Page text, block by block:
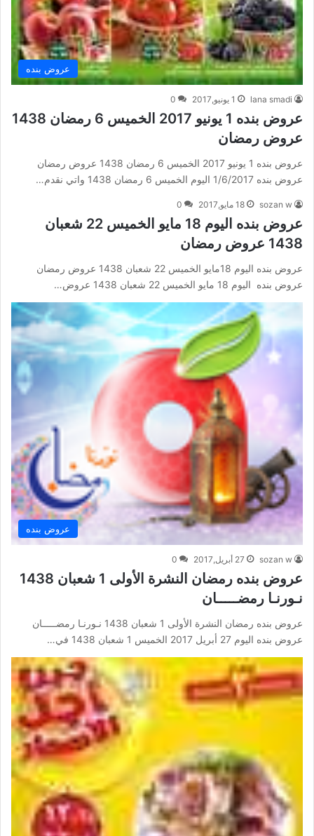
عروض بنده
lana smadi 1 يونيو,2017 0
عروض بنده 1 يونيو 2017 الخميس 6 رمضان 1438
عروض رمضان
عروض بنده 1 يونيو 2017 الخميس 6 رمضان 1438 عروض رمضان
عروض بنده 1/6/2017 اليوم الخميس 6 رمضان 1438 واتي نقدم…
sozan w 18 مايو,2017 0
عروض بنده اليوم 18 مايو الخميس 22 شعبان
1438 عروض رمضان
عروض بنده اليوم 18مايو الخميس 22 شعبان 1438 عروض رمضان
عروض بنده اليوم 18 مايو الخميس 22 شعبان 1438 عروض…
عروض بنده
sozan w 27 أبريل,2017 0
عروض بنده رمضان النشرة الأولى 1 شعبان 1438
نـورنـا رمضـــــان
عروض بنده رمضان النشرة الأولى 1 شعبان 1438 نـورنـا رمضـــــان
عروض بنده اليوم 27 أبريل 2017 الخميس 1 شعبان 1438 في…